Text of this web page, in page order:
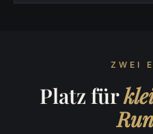
ZWEI
Platz für